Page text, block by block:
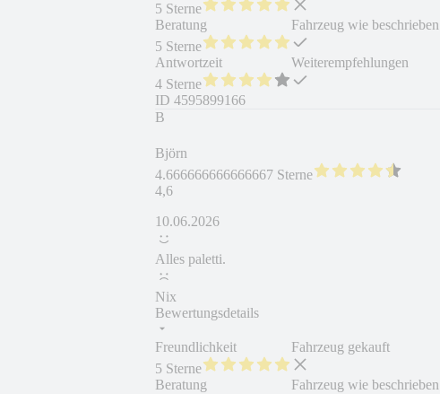
5 Sterne
Beratung
5 Sterne
Antwortzeit
4 Sterne
Fahrzeug wie beschrieben
Weiterempfehlungen
ID 4595899166
B
Björn
4.666666666666667 Sterne
4,6
10.06.2026
Alles paletti.
Nix
Bewertungsdetails
Freundlichkeit
5 Sterne
Beratung
Fahrzeug gekauft
Fahrzeug wie beschrieben